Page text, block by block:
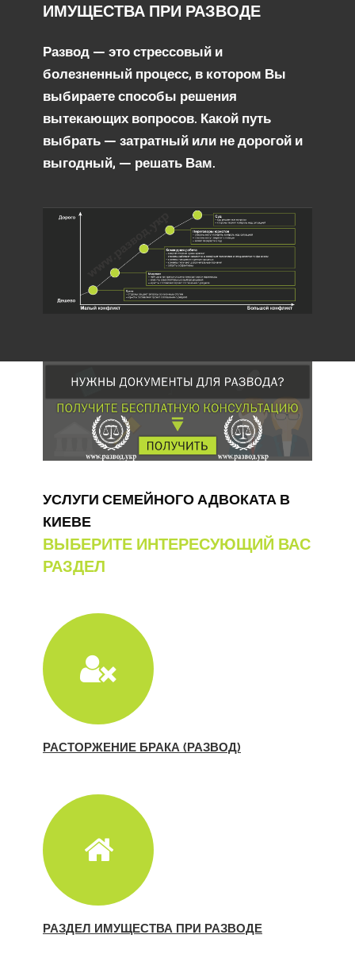
ИМУЩЕСТВА ПРИ РАЗВОДЕ
Развод — это стрессовый и
болезненный процесс, в котором Вы
выбираете способы решения
вытекающих вопросов. Какой путь
выбрать — затратный или не дорогой и
выгодный, — решать Вам.
УСЛУГИ СЕМЕЙНОГО АДВОКАТА В
КИЕВЕ
ВЫБЕРИТЕ ИНТЕРЕСУЮЩИЙ ВАС
РАЗДЕЛ
РАСТОРЖЕНИЕ БРАКА (РАЗВОД)
РАЗДЕЛ ИМУЩЕСТВА ПРИ РАЗВОДЕ